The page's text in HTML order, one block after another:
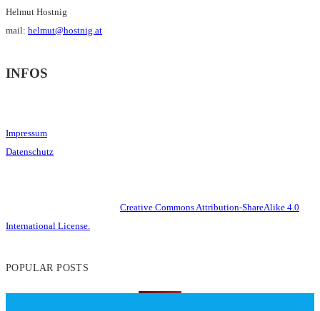
Helmut Hostnig
mail: helmut@hostnig.at
INFOS
Impressum
Datenschutz
Creative Commons Attribution-ShareAlike 4.0
International License.
POPULAR POSTS